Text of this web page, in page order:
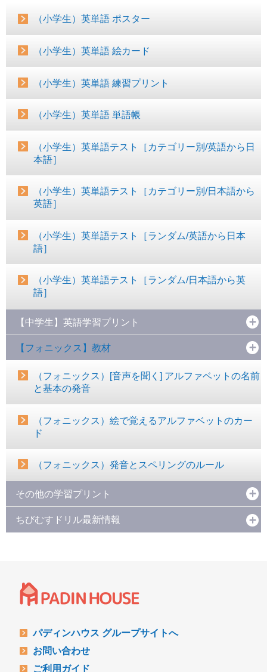
（小学生）英単語 ポスター
（小学生）英単語 絵カード
（小学生）英単語 練習プリント
（小学生）英単語 単語帳
（小学生）英単語テスト［カテゴリー別/英語から日
本語］
（小学生）英単語テスト［カテゴリー別/日本語から
英語］
（小学生）英単語テスト［ランダム/英語から日本
語］
（小学生）英単語テスト［ランダム/日本語から英
語］
【中学生】英語学習プリント
【フォニックス】教材
（フォニックス）[音声を聞く] アルファベットの名前
と基本の発音
（フォニックス）絵で覚えるアルファベットのカー
ド
（フォニックス）発音とスペリングのルール
その他の学習プリント
ちびむすドリル最新情報
パディンハウス グループサイトへ
お問い合わせ
ご利用ガイド